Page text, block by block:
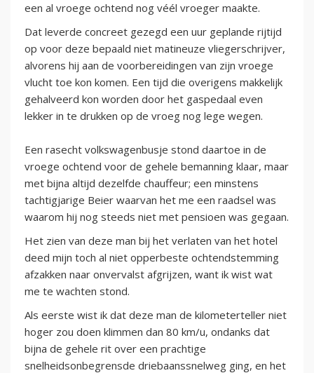
een al vroege ochtend nog véél vroeger maakte.
Dat leverde concreet gezegd een uur geplande rijtijd
op voor deze bepaald niet matineuze vliegerschrijver,
alvorens hij aan de voorbereidingen van zijn vroege
vlucht toe kon komen. Een tijd die overigens makkelijk
gehalveerd kon worden door het gaspedaal even
lekker in te drukken op de vroeg nog lege wegen.
Een rasecht volkswagenbusje stond daartoe in de
vroege ochtend voor de gehele bemanning klaar, maar
met bijna altijd dezelfde chauffeur; een minstens
tachtigjarige Beier waarvan het me een raadsel was
waarom hij nog steeds niet met pensioen was gegaan.
Het zien van deze man bij het verlaten van het hotel
deed mijn toch al niet opperbeste ochtendstemming
afzakken naar onvervalst afgrijzen, want ik wist wat
me te wachten stond.
Als eerste wist ik dat deze man de kilometerteller niet
hoger zou doen klimmen dan 80 km/u, ondanks dat
bijna de gehele rit over een prachtige
snelheidsonbegrensde driebaanssnelweg ging, en het